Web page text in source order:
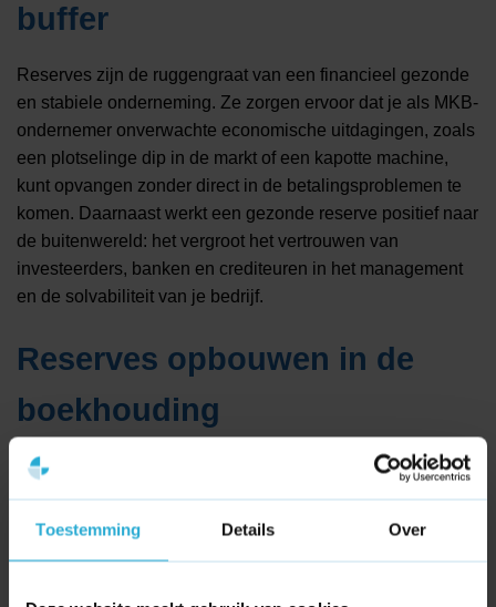
Toestemming Details Over
buffer
Reserves zijn de ruggengraat van een financieel gezonde
en stabiele onderneming. Ze zorgen ervoor dat je als MKB-
ondernemer onverwachte economische uitdagingen, zoals
een plotselinge dip in de markt of een kapotte machine,
kunt opvangen zonder direct in de betalingsproblemen te
komen. Daarnaast werkt een gezonde reserve positief naar
de buitenwereld: het vergroot het vertrouwen van
investeerders, banken en crediteuren in het management
en de solvabiliteit van je bedrijf.
Reserves opbouwen in de
boekhouding
In de praktijk bouwen bedrijven deze buffer op door
maar apart te zetten op de balans. Dit geld kan worden
algemene buffer. Het vinden van de juiste balans tussen